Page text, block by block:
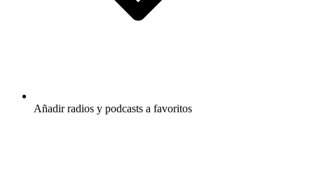
Añadir radios y podcasts a favoritos